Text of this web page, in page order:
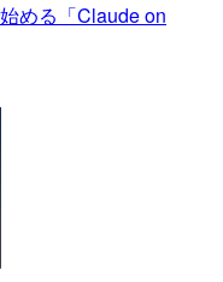
める「Claude on